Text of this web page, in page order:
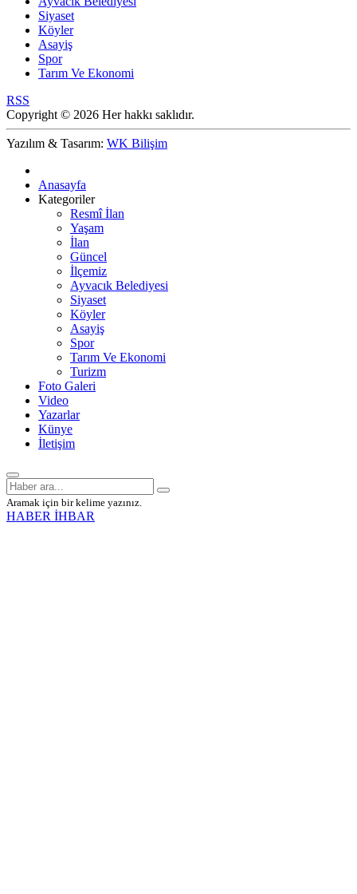
Siyaset
Köyler
Asayiş
Spor
Tarım Ve Ekonomi
RSS
Copyright © 2026 Her hakkı saklıdır.
Yazılım & Tasarım: WK Bilişim
Anasayfa
Kategoriler
Resmî İlan
Yaşam
İlan
Güncel
İlçemiz
Ayvacık Belediyesi
Siyaset
Köyler
Asayiş
Spor
Tarım Ve Ekonomi
Turizm
Foto Galeri
Video
Yazarlar
Künye
İletişim
Aramak için bir kelime yazınız.
HABER İHBAR